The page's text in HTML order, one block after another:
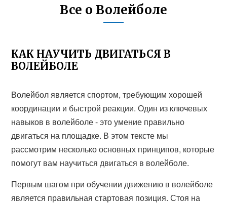
Все о Волейболе
КАК НАУЧИТЬ ДВИГАТЬСЯ В
ВОЛЕЙБОЛЕ
Волейбол является спортом, требующим хорошей
координации и быстрой реакции. Один из ключевых
навыков в волейболе - это умение правильно
двигаться на площадке. В этом тексте мы
рассмотрим несколько основных принципов, которые
помогут вам научиться двигаться в волейболе.
Первым шагом при обучении движению в волейболе
является правильная стартовая позиция. Стоя на